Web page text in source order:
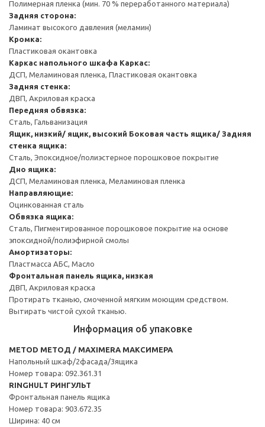
Полимерная пленка (мин. 70 % переработанного материала)
Задняя сторона:
Ламинат высокого давления (меламин)
Кромка:
Пластиковая окантовка
Каркас напольного шкафа Каркас:
ДСП, Меламиновая пленка, Пластиковая окантовка
Задняя стенка:
ДВП, Акриловая краска
Передняя обвязка:
Сталь, Гальванизация
Ящик, низкий/ ящик, высокий Боковая часть ящика/ Задняя
стенка ящика:
Сталь, Эпоксидное/полиэстерное порошковое покрытие
Дно ящика:
ДСП, Меламиновая пленка, Меламиновая пленка
Направляющие:
Оцинкованная сталь
Обвязка ящика:
Сталь, Пигментированное порошковое покрытие на основе
эпоксидной/полиэфирной смолы
Амортизаторы:
Пластмасса АБС, Масло
Фронтальная панель ящика, низкая
ДВП, Акриловая краска
Протирать тканью, смоченной мягким моющим средством.
Вытирать чистой сухой тканью.
Информация об упаковке
METOD МЕТОД / MAXIMERA МАКСИМЕРА
Напольный шкаф/2фасада/3ящика
Номер товара: 092.361.31
RINGHULT РИНГУЛЬТ
Фронтальная панель ящика
Номер товара: 903.672.35
Ширина: 40 см